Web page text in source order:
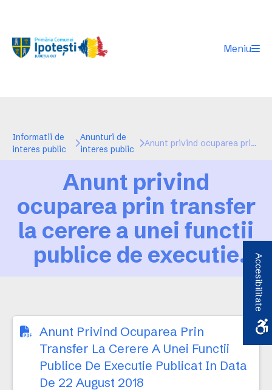
Meniu
Informatii de
interes public
Anunturi de
interes public
Anunt privind ocuparea prin transfer la cerere a unei functii publice de executie publicat in data de 22 august 2018
Anunt privind
ocuparea prin transfer
la cerere a unei functii
publice de executie
Anunt Privind Ocuparea Prin
Transfer La Cerere A Unei Functii
Publice De Executie Publicat In Data
De 22 August 2018
Accesibilitate